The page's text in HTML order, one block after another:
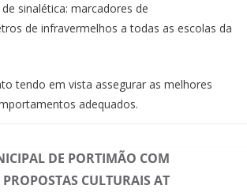
sinalética: marcadores de
de infravermelhos a todas as escolas da
tendo em vista assegurar as melhores
adequados.
DE PORTIMÃO COM
PROPOSTAS CULTURAIS AT